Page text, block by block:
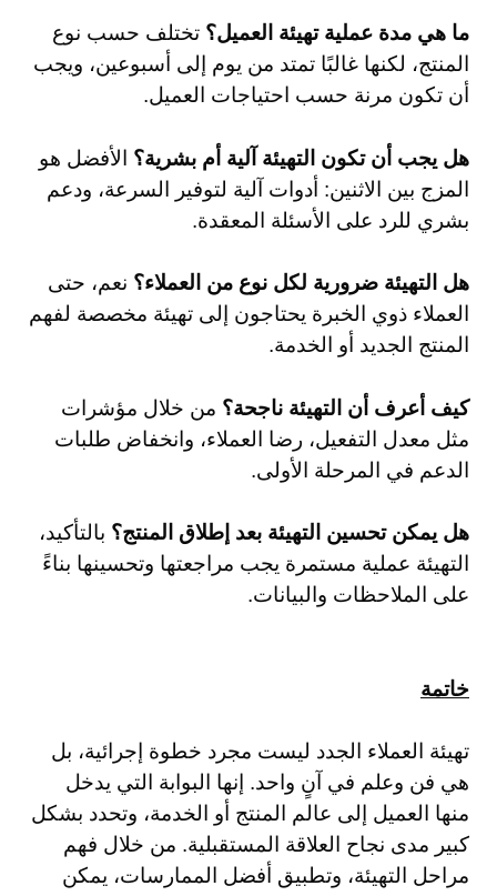
ما هي مدة عملية تهيئة العميل؟ تختلف حسب نوع
المنتج، لكنها غالبًا تمتد من يوم إلى أسبوعين، ويجب
أن تكون مرنة حسب احتياجات العميل.
هل يجب أن تكون التهيئة آلية أم بشرية؟ الأفضل هو
المزج بين الاثنين: أدوات آلية لتوفير السرعة، ودعم
بشري للرد على الأسئلة المعقدة.
هل التهيئة ضرورية لكل نوع من العملاء؟ نعم، حتى
العملاء ذوي الخبرة يحتاجون إلى تهيئة مخصصة لفهم
المنتج الجديد أو الخدمة.
كيف أعرف أن التهيئة ناجحة؟ من خلال مؤشرات
مثل معدل التفعيل، رضا العملاء، وانخفاض طلبات
الدعم في المرحلة الأولى.
هل يمكن تحسين التهيئة بعد إطلاق المنتج؟ بالتأكيد،
التهيئة عملية مستمرة يجب مراجعتها وتحسينها بناءً
على الملاحظات والبيانات.
خاتمة
تهيئة العملاء الجدد ليست مجرد خطوة إجرائية، بل
هي فن وعلم في آنٍ واحد. إنها البوابة التي يدخل
منها العميل إلى عالم المنتج أو الخدمة، وتحدد بشكل
كبير مدى نجاح العلاقة المستقبلية. من خلال فهم
مراحل التهيئة، وتطبيق أفضل الممارسات، يمكن